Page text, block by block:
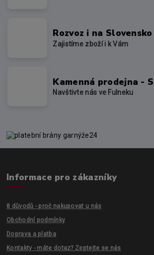
Rozvoz i na Slovensko
Zajistíme zboží i k Vám
Kamenná prodejna -
Navštivte nás ve Fulneku
Informace pro zákazníky
8 důvodů - proč nakupovat u nás
Obchodní podmínky
Doprava a platba
Kontakty - máte dotaz? Zeptejte se nás